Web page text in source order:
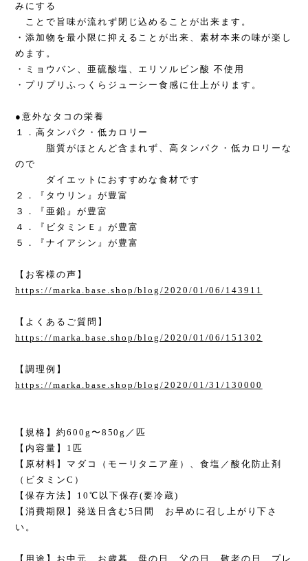
みにする
ことで旨味が流れず閉じ込めることが出来ます。
・添加物を最小限に抑えることが出来、素材本来の味が楽し
めます。
・ミョウバン、亜硫酸塩、エリソルビン酸 不使用
・プリプリふっくらジューシー食感に仕上がります。
●意外なタコの栄養
１．高タンパク・低カロリー
脂質がほとんど含まれず、高タンパク・低カロリーな
ので
ダイエットにおすすめな食材です
２．『タウリン』が豊富
３．『亜鉛』が豊富
４．『ビタミンＥ』が豊富
５．『ナイアシン』が豊富
【お客様の声】
https://marka.base.shop/blog/2020/01/06/143911
【よくあるご質問】
https://marka.base.shop/blog/2020/01/06/151302
【調理例】
https://marka.base.shop/blog/2020/01/31/130000
【規格】約600g〜850g／匹
【内容量】1匹
【原材料】マダコ（モーリタニア産）、食塩／酸化防止剤
（ビタミンC）
【保存方法】10℃以下保存(要冷蔵)
【消費期限】発送日含む5日間 お早めに召し上がり下さ
い。
【用途】お中元、お歳暮、母の日、父の日、敬老の日、プレ